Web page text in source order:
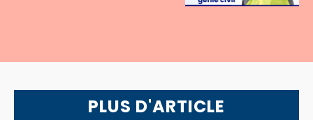
PLUS D'ARTICLE